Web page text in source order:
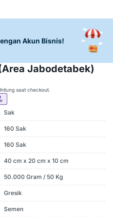
Akun Bisnis!
Jabodetabek)
saat checkout.
Sak
160 Sak
160 Sak
40 cm x 20 cm x 10 cm
50.000 Gram / 50 Kg
Gresik
Semen